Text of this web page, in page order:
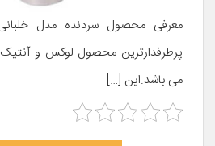
معرفی محصول سردنده مدل
پرطرفدارترین محصول لوکس و آنتیک
می باشد.این […]